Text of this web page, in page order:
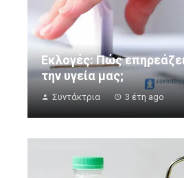
Εκλογές: Πώς
την υγεία μας;
Συντάκτρια 3 έτη ago